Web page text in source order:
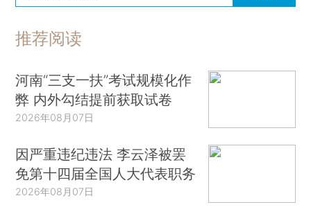
推荐阅读
河南“三支一扶”考试规模化作
弊 内外勾结提前获取试卷
2026年08月07日
因严重违纪违法 李云泽被罢
免第十四届全国人大代表职务
2026年08月07日